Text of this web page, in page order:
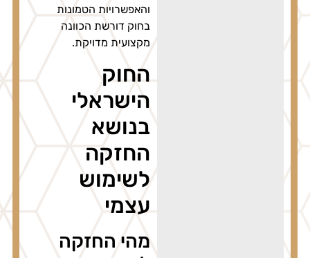
והאפשרויות הטמונות
בחוק דורשת הכוונה
מקצועית מדויקת.
החוק
הישראלי
בנושא
החזקה
לשימוש
עצמי
מהי החזקה